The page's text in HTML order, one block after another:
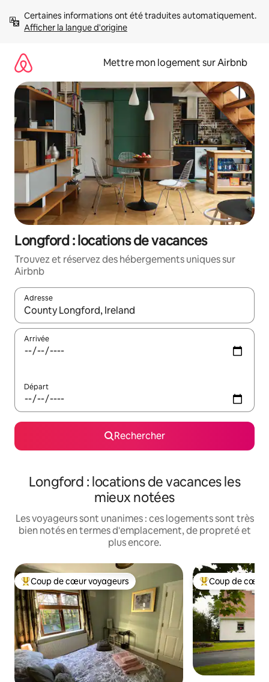
directement
Afficher la langue d'origine
Mettre mon logement sur Airbnb
Longford : locations de vacances
Trouvez et réservez des hébergements uniques sur
Airbnb
Adresse
Lorsque les résultats s'affichent, utilisez les flèches vers le
Arrivée
Départ
Rechercher
Longford : locations de vacances les
mieux notées
Les voyageurs sont unanimes : ces logements sont très
bien notés en termes d'emplacement, de propreté et
plus encore.
Coups de cœur voyageurs les plus appréciés
Coup de cœur voyageurs Coups de cœur
Coup de cœur